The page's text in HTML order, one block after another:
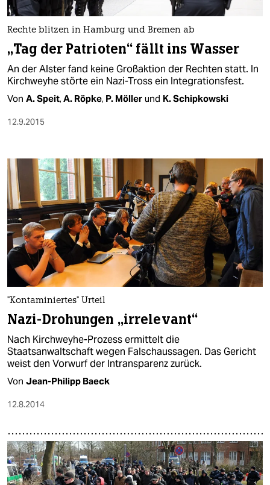
nord
wahrheit
verlag
verlag
fragen & hilfe
unterstützen
abo
genossenschaft
epaper login
Rechte blitzen in Hamburg und Bremen ab
„Tag der Patrioten“ fällt ins Wasser
An der Alster fand keine Großaktion der Rechten statt. In
Kirchweyhe störte ein Nazi-Tross ein Integrationsfest.
Von A. Speit,A. Röpke, P. Möller und K. Schipkowski
12.9.2015
"Kontaminiertes" Urteil
Nazi-Drohungen „irrelevant“
Nach Kirchweyhe-Prozess ermittelt die
Staatsanwaltschaft wegen Falschaussagen. Das Gericht
weist den Vorwurf der Intransparenz zurück.
Von Jean-Philipp Baeck
12.8.2014